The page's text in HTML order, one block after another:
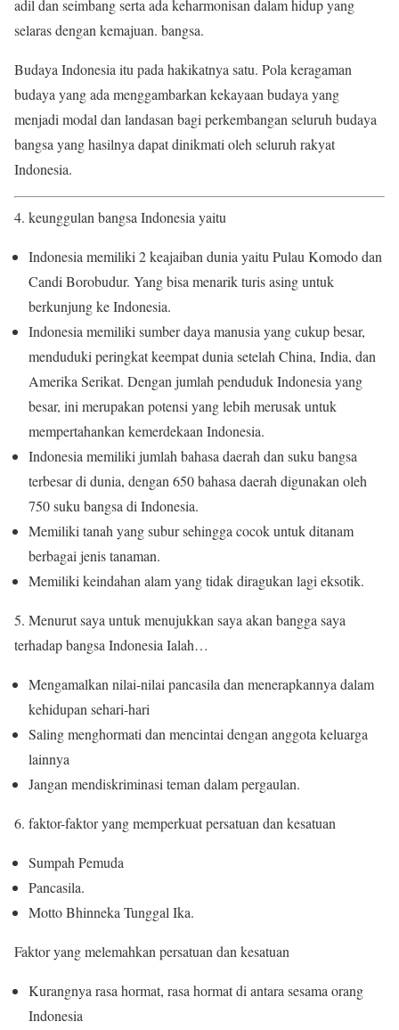
adil dan seimbang serta ada keharmonisan dalam hidup yang
selaras dengan kemajuan. bangsa.
Budaya Indonesia itu pada hakikatnya satu. Pola keragaman
budaya yang ada menggambarkan kekayaan budaya yang
menjadi modal dan landasan bagi perkembangan seluruh budaya
bangsa yang hasilnya dapat dinikmati oleh seluruh rakyat
Indonesia.
4. keunggulan bangsa Indonesia yaitu
Indonesia memiliki 2 keajaiban dunia yaitu Pulau Komodo dan
Candi Borobudur. Yang bisa menarik turis asing untuk
berkunjung ke Indonesia.
Indonesia memiliki sumber daya manusia yang cukup besar,
menduduki peringkat keempat dunia setelah China, India, dan
Amerika Serikat. Dengan jumlah penduduk Indonesia yang
besar, ini merupakan potensi yang lebih merusak untuk
mempertahankan kemerdekaan Indonesia.
Indonesia memiliki jumlah bahasa daerah dan suku bangsa
terbesar di dunia, dengan 650 bahasa daerah digunakan oleh
750 suku bangsa di Indonesia.
Memiliki tanah yang subur sehingga cocok untuk ditanam
berbagai jenis tanaman.
Memiliki keindahan alam yang tidak diragukan lagi eksotik.
5. Menurut saya untuk menujukkan saya akan bangga saya
terhadap bangsa Indonesia Ialah…
Mengamalkan nilai-nilai pancasila dan menerapkannya dalam
kehidupan sehari-hari
Saling menghormati dan mencintai dengan anggota keluarga
lainnya
Jangan mendiskriminasi teman dalam pergaulan.
6. faktor-faktor yang memperkuat persatuan dan kesatuan
Sumpah Pemuda
Pancasila.
Motto Bhinneka Tunggal Ika.
Faktor yang melemahkan persatuan dan kesatuan
Kurangnya rasa hormat, rasa hormat di antara sesama orang
Indonesia